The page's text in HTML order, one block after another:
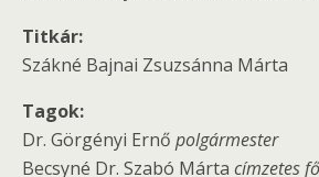
Titkár:
Szákné Bajnai Zsuzsánna Márta
Tagok:
Dr. Görgényi Ernő polgármester
Becsyné Dr. Szabó Márta címzetes